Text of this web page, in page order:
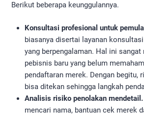
Berikut beberapa keunggulannya.
Konsultasi profesional untuk
biasanya disertai layanan
yang berpengalaman. Hal ini sangat
pebisnis baru yang belum
pendaftaran merek. Dengan begitu,
bisa ditekan sehingga langkah
Analisis risiko penolakan
mencari nama, bantuan cek merek